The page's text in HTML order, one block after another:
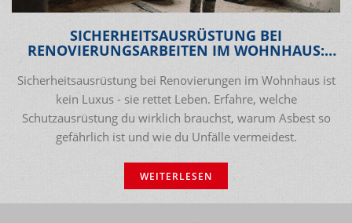
SICHERHEITSAUSRÜSTUNG BEI
RENOVIERUNGSARBEITEN IM WOHNHAUS:
WAS DU WIRKLICH BRAUCHST
Sicherheitsausrüstung bei Renovierungen im Wohnhaus ist
kein Luxus - sie rettet Leben. Erfahre, welche
Schutzausrüstung du wirklich brauchst, warum Asbest so
gefährlich ist und wie du Unfälle vermeidest.
WEITERLESEN